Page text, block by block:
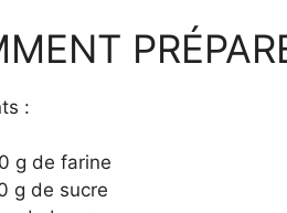
:
g de farine
g de sucre